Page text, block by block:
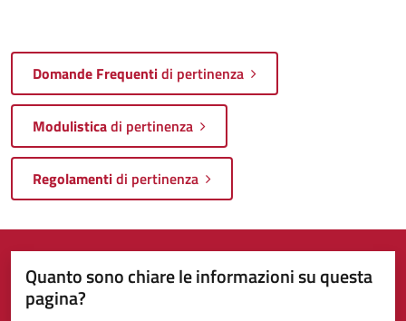
Domande Frequentidi pertinenza
Modulisticadi pertinenza
Regolamentidi pertinenza
Quanto sono chiare le informazioni su questa
pagina?